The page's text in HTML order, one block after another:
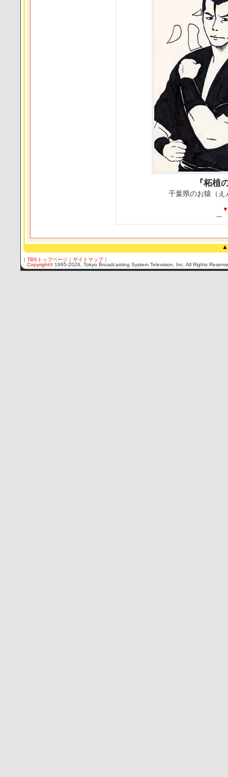
『柘植
千葉県のお猿（え
▼
一
▲
｜ TBSトップページ ｜ サイトマップ｜
Copyright© 1995-2026, Tokyo Broadcasting System Television, Inc. All Rights